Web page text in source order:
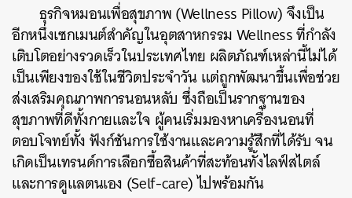
ธุรกิจหมอนเพื่อสุขภาพ (Wellness Pillow) จึงเป็น
อีกหนึ่งเซกเมนต์สำคัญในอุตสาหกรรม Wellness ที่กำลัง
เติบโตอย่างรวดเร็วในประเทศไทย ผลิตภัณฑ์เหล่านี้ไม่ได้
เป็นเพียงของใช้ในชีวิตประจำวัน แต่ถูกพัฒนาขึ้นเพื่อช่วย
ส่งเสริมคุณภาพการนอนหลับ ซึ่งถือเป็นรากฐานของ
สุขภาพที่ดีทั้งกายและใจ ผู้คนเริ่มมองหาเครื่องนอนที่
ตอบโจทย์ทั้ง ฟังก์ชันการใช้งานและความรู้สึกที่ได้รับ จน
เกิดเป็นเทรนด์การเลือกซื้อสินค้าที่สะท้อนทั้งไลฟ์สไตล์
และการดูแลตนเอง (Self-care) ไปพร้อมกัน